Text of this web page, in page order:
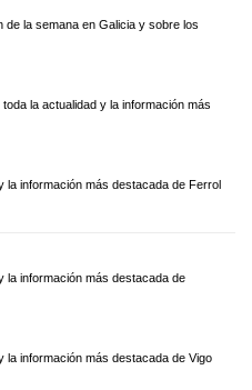
de la semana en Galicia y sobre los
la actualidad y la información más
la información más destacada de Ferrol
la información más destacada de
la información más destacada de Vigo